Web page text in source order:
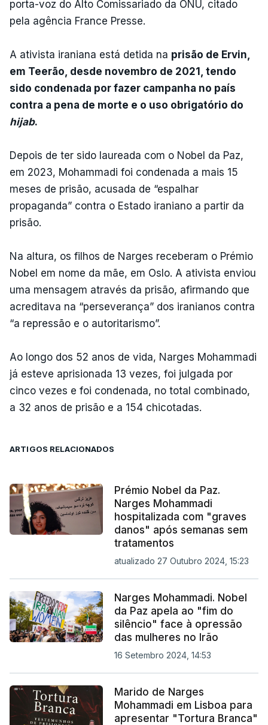
porta-voz do Alto Comissariado da ONU, citado
pela agência France Presse.
A ativista iraniana está detida na prisão de Ervin,
em Teerão, desde novembro de 2021, tendo
sido condenada por fazer campanha no país
contra a pena de morte e o uso obrigatório do
hijab.
Depois de ter sido laureada com o Nobel da Paz,
em 2023, Mohammadi foi condenada a mais 15
meses de prisão, acusada de “espalhar
propaganda” contra o Estado iraniano a partir da
prisão.
Na altura, os filhos de Narges receberam o Prémio
Nobel em nome da mãe, em Oslo. A ativista enviou
uma mensagem através da prisão, afirmando que
acreditava na “perseverança” dos iranianos contra
“a repressão e o autoritarismo”.
Ao longo dos 52 anos de vida, Narges Mohammadi
já esteve aprisionada 13 vezes, foi julgada por
cinco vezes e foi condenada, no total combinado,
a 32 anos de prisão e a 154 chicotadas.
ARTIGOS RELACIONADOS
Prémio Nobel da Paz.
Narges Mohammadi
hospitalizada com "graves
danos" após semanas sem
tratamentos
atualizado 27 Outubro 2024, 15:23
Narges Mohammadi. Nobel
da Paz apela ao "fim do
silêncio" face à opressão
das mulheres no Irão
16 Setembro 2024, 14:53
Marido de Narges
Mohammadi em Lisboa para
apresentar "Tortura Branca"